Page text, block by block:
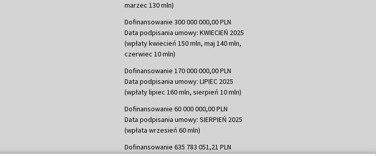
marzec 130 mln)
Dofinansowanie 300 000 000,00 PLN
Data podpisania umowy: KWIECIEŃ 2025
(wpłaty kwiecień 150 mln, maj 140 mln,
czerwiec 10 mln)
Dofinansowanie 170 000 000,00 PLN
Data podpisania umowy: LIPIEC 2025
(wpłaty lipiec 160 mln, sierpień 10 mln)
Dofinansowanie 60 000 000,00 PLN
Data podpisania umowy: SIERPIEŃ 2025
(wpłata wrzesień 60 mln)
Dofinansowanie 635 783 051,21 PLN